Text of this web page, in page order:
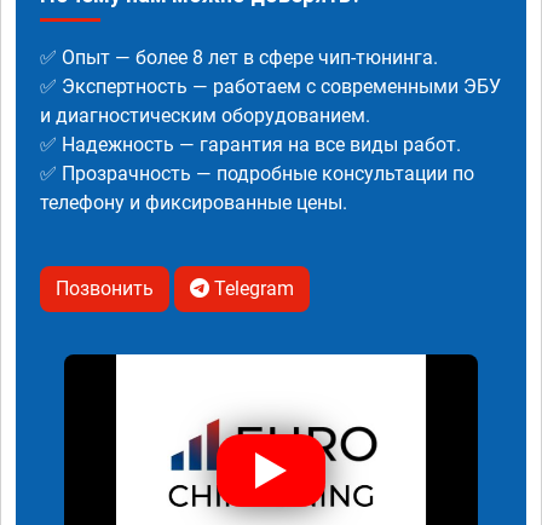
✅ Опыт — более 8 лет в сфере чип-тюнинга.
✅ Экспертность — работаем с современными ЭБУ
и диагностическим оборудованием.
✅ Надежность — гарантия на все виды работ.
✅ Прозрачность — подробные консультации по
телефону и фиксированные цены.
Позвонить Telegram